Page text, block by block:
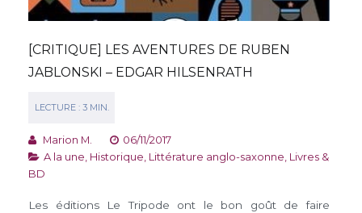
[CRITIQUE] LES AVENTURES DE RUBEN
JABLONSKI – EDGAR HILSENRATH
Marion M.
06/11/2017
A la une Historique Littérature anglo-saxonne Livres &
BD
Les éditions Le Tripode ont le bon goût de faire